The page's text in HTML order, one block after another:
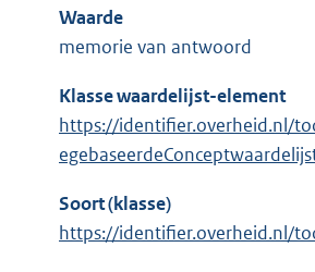
Waarde
memorie van antwoord
Klasse waardelijst-element
https://identifier.overheid.nl/
Soort (klasse)
https://identifier.overheid.nl/